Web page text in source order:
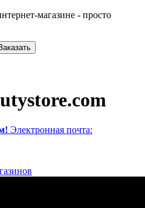
магазине - просто
Электронная почта: